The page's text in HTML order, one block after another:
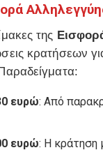
της
κρατήσεων
ευρώ: Από
ευρώ: Η κράτηση